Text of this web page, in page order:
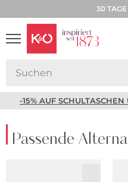
30
-15% AUF
Passende